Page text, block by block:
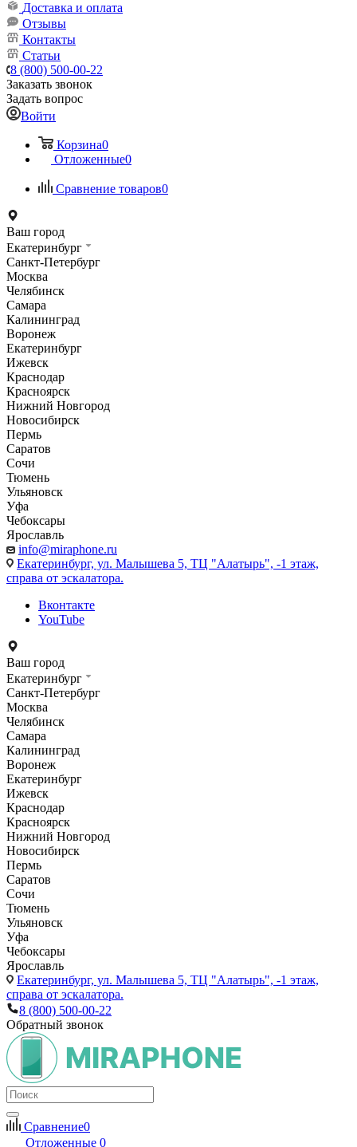
Доставка и оплата
Отзывы
Контакты
Статьи
8 (800) 500-00-22
Заказать звонок
Задать вопрос
Войти
Корзина0
Отложенные0
Сравнение товаров0
Ваш город
Екатеринбург
Санкт-Петербург
Москва
Челябинск
Самара
Калининград
Воронеж
Екатеринбург
Ижевск
Краснодар
Красноярск
Нижний Новгород
Новосибирск
Пермь
Саратов
Сочи
Тюмень
Ульяновск
Уфа
Чебоксары
Ярославль
info@miraphone.ru
Екатеринбург, ул. Малышева 5, ТЦ "Алатырь", -1 этаж,
справа от эскалатора.
Вконтакте
YouTube
Ваш город
Екатеринбург
Санкт-Петербург
Москва
Челябинск
Самара
Калининград
Воронеж
Екатеринбург
Ижевск
Краснодар
Красноярск
Нижний Новгород
Новосибирск
Пермь
Саратов
Сочи
Тюмень
Ульяновск
Уфа
Чебоксары
Ярославль
Екатеринбург, ул. Малышева 5, ТЦ "Алатырь", -1 этаж,
справа от эскалатора.
8 (800) 500-00-22
Обратный звонок
Сравнение0
Отложенные 0